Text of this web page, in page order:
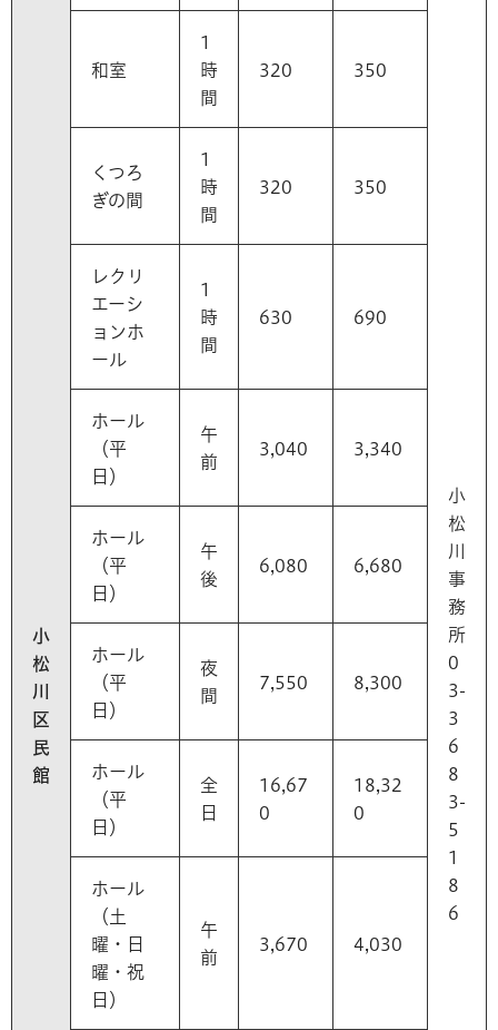
小
松
川
区
民
館
小
松
川
事
務
所
0
3-
3
6
8
3-
5
1
8
6
和室
1
時
間
320 350
くつろ
ぎの間
1
時
間
320 350
レクリ
エーシ
ョンホ
ール
1
時
間
630 690
ホール
（平
日）
午
前
3,040 3,340
ホール
（平
日）
午
後
6,080 6,680
ホール
（平
日）
夜
間
7,550 8,300
ホール
（平
日）
全
日
16,67
0
18,32
0
ホール
（土
曜・日
曜・祝
日）
午
前
3,670 4,030